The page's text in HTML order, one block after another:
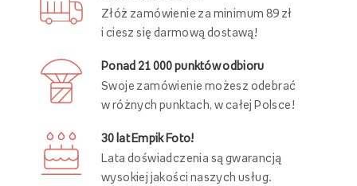
Złóż zamówienie za minimum 89 zł
i ciesz się darmową dostawą!
Ponad 21 000 punktów odbioru
Swoje zamówienie możesz odebrać
w różnych punktach, w całej Polsce!
30 lat Empik Foto!
Lata doświadczenia są gwarancją
wysokiej jakości naszych usług.